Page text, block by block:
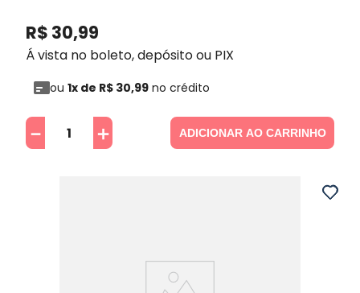
R$ 30,99
Á vista no boleto, depósito ou PIX
ou 1x de R$ 30,99 no crédito
＋
－ ADICIONAR AO CARRINHO